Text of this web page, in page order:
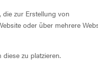
zur Erstellung von
oder über mehrere
zu platzieren.